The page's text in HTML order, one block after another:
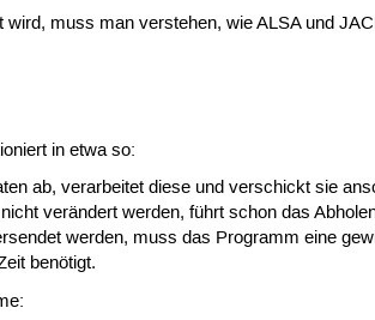
muss man verstehen, wie ALSA und
in etwa so:
ab, verarbeitet diese und verschickt sie
verändert werden, führt schon das
werden, muss das Programm eine
benötigt.